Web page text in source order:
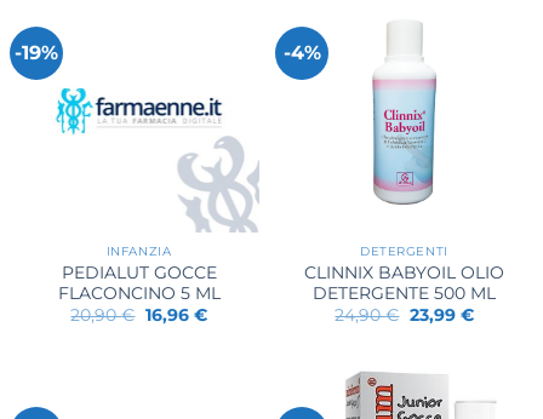
-19%
INFANZIA
PEDIALUT GOCCE
FLACONCINO 5 ML
20,90€ Il
prezzo
16,96 €Il
-4%
DETERGENTI
CLINNIX BABYOIL OLIO
DETERGENTE 500 ML
24,90€ Il
prezzo
24,90 €.
23,99 €Il